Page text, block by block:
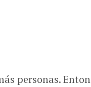
personas.